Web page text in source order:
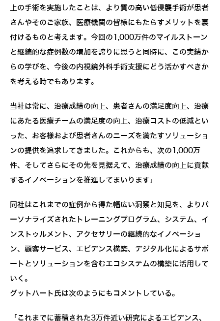
上の手術を実施したことは、より質の高い低侵襲手術が患者
さんやそのご家族、医療機関の皆様にもたらすメリットを裏
付けるものと考えます。今回の1,000万件のマイルストーン
と継続的な症例数の増加を誇りに思うと同時に、この実績か
らの学びを、今後の内視鏡外科手術支援にどう活かすべきか
を考える時でもあります。
当社は常に、治療成績の向上、患者さんの満足度向上、治療
にあたる医療チームの満足度の向上、治療コストの低減とい
った、お客様および患者さんのニーズを満たすソリューショ
ンの提供を追求してきました。これからも、次の1,000万
件、そしてさらにその先を見据えて、治療成績の向上に貢献
するイノベーションを推進してまいります」
同社はこれまでの症例から得た幅広い洞察と知見を、よりパ
ーソナライズされたトレーニングプログラム、システム、イ
ンストゥルメント、アクセサリーの継続的なイノベーショ
ン、顧客サービス、エビデンス構築、デジタル化によるサポ
ートとソリューションを含むエコシステムの構築に活用して
いく。
グットハート氏は次のようにもコメントしている。
「これまでに蓄積された3万件近い研究によるエビデンス、